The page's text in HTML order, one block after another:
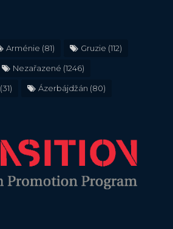
Arménie (81) Gruzie (112)
Nezařazené (1246)
(31) Ázerbájdžán (80)